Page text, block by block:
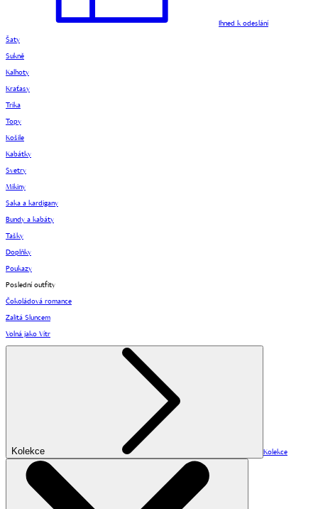
Ihned k odeslání
Šaty
Sukně
Kalhoty
Kraťasy
Trika
Topy
Košile
Kabátky
Svetry
Mikiny
Saka a kardigany
Bundy a kabáty
Tašky
Doplňky
Poukazy
Poslední outfity
Čokoládová romance
Zalitá Sluncem
Volná jako Vítr
Kolekce Kolekce